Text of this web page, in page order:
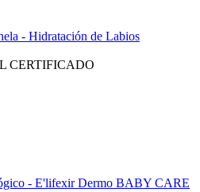
- Hidratación de Labios
CERTIFICADO
- E'lifexir Dermo BABY CARE